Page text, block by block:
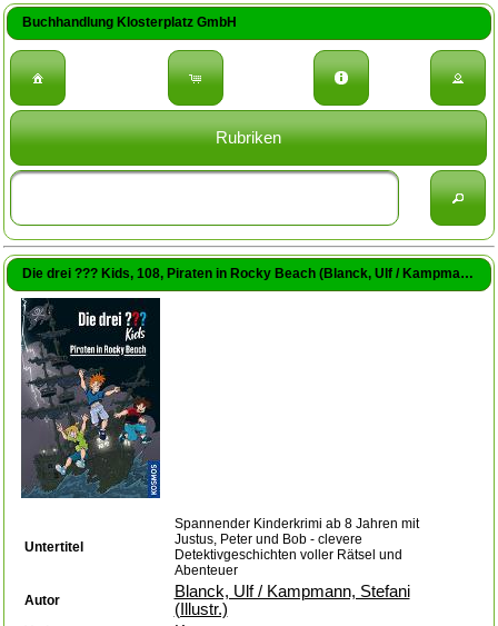
Buchhandlung Klosterplatz GmbH
Rubriken
Die drei ??? Kids, 108, Piraten in Rocky Beach (Blanck, Ulf / Kampmann, Stefani (Illustr.))
Untertitel
Spannender Kinderkrimi ab 8 Jahren mit
Justus, Peter und Bob - clevere
Detektivgeschichten voller Rätsel und
Abenteuer
Autor
Blanck, Ulf / Kampmann, Stefani
(Illustr.)